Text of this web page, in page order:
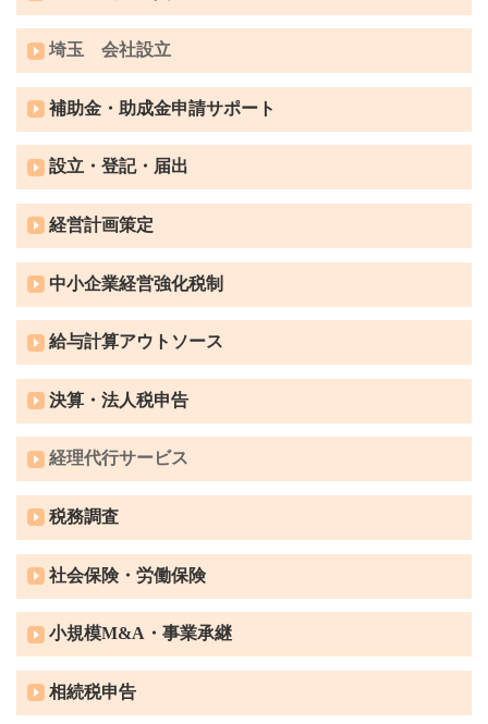
埼玉 会社設立
補助金・助成金申請サポート
設立・登記・届出
経営計画策定
中小企業経営強化税制
給与計算アウトソース
決算・法人税申告
経理代行サービス
税務調査
社会保険・労働保険
小規模M&A・事業承継
相続税申告